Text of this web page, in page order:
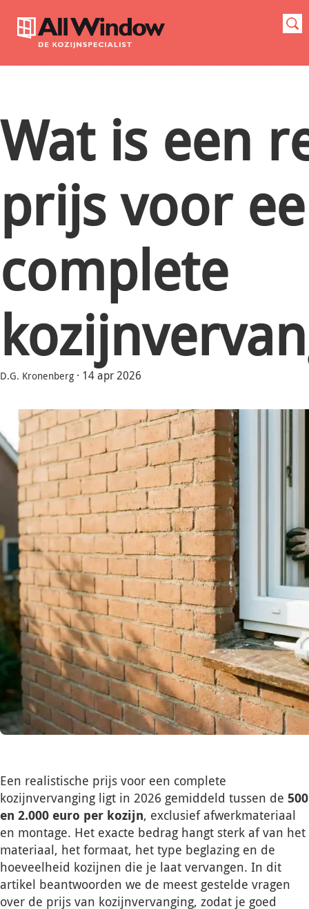
Wat is een
prijs voor
complete
D.G. Kronenberg · 14 apr 2026
Een realistische prijs voor een complete
kozijnvervanging ligt in 2026 gemiddeld tussen de 500
en 2.000 euro per kozijn, exclusief afwerkmateriaal
en montage. Het exacte bedrag hangt sterk af van het
materiaal, het formaat, het type beglazing en de
hoeveelheid kozijnen die je laat vervangen. In dit
artikel beantwoorden we de meest gestelde vragen
over de prijs van kozijnvervanging, zodat je goed